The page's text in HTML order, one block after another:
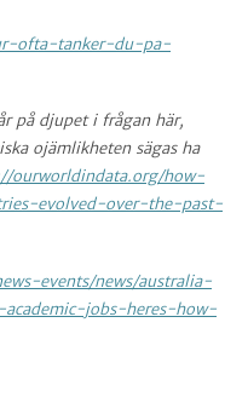
ofta-tanker-du-pa-
på djupet i frågan här,
ojämlikheten sägas ha
ourworldindata.org/how-
evolved-over-the-past-
events/news/australia-
jobs-heres-how-